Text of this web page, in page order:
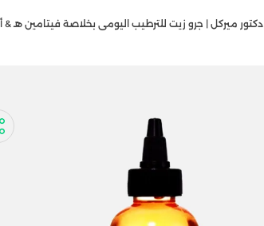
دكتور ميركل | جرو زيت للترطيب اليومى بخلاصة فيتامين هـ & أ